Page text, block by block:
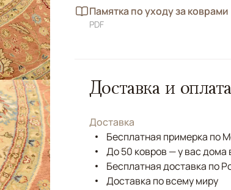
Памятка по уходу за коврами
PDF
Доставка и оплата
Доставка
Бесплатная примерка по
До 50 ковров — у вас дома
Бесплатная доставка по
Доставка по всему миру